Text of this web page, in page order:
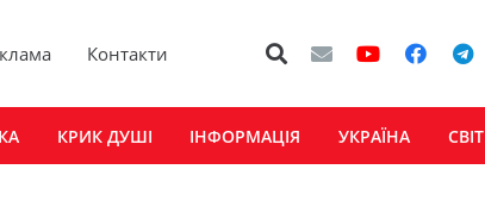
Контакти
КРИК ДУШІ ІНФОРМАЦІЯ УКРАЇНА СВІТ